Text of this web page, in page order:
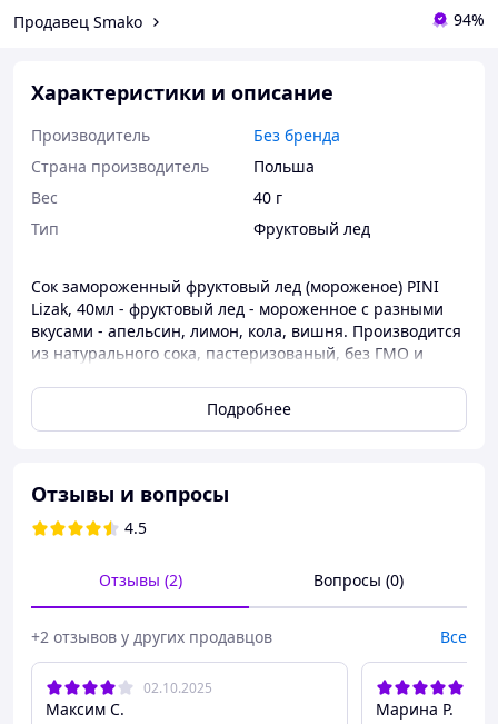
Продавец Smako 94%
Характеристики и описание
Производитель
Без бренда
Страна производитель
Польша
Вес
40 г
Тип
Фруктовый лед
Сок замороженный фруктовый лед (мороженое) PINI
Lizak, 40мл - фруктовый лед - мороженное с разными
вкусами - апельсин, лимон, кола, вишня. Производится
из натурального сока, пастеризованый, без ГМО и
пакетике, перед употреблением необходимо положить
в морозильник до замерзания. Количество в ящику -
Подробнее
Отзывы и вопросы
4.5
Отзывы (2) Вопросы (0)
+2 отзывов у других продавцов Все
02.10.2025
Максим С. Марина Р.